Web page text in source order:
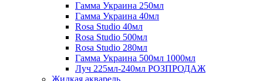
Гамма Украина 250мл
Гамма Украина 40мл
Rosa Studio 40мл
Rosa Studio 500мл
Rosa Studio 280мл
Гамма Украина 500мл 1000мл
Луч 225мл-240мл РОЗПРОДАЖ
Жидкая акварель